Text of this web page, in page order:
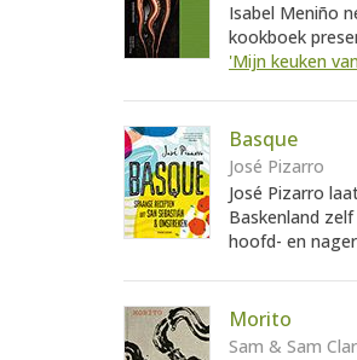
Isabel Meniño
kookboek
'Mijn keuken
Basque
José Pizarro
José Pizarro
Baskenland
hoofd- en
Morito
Sam & Sam